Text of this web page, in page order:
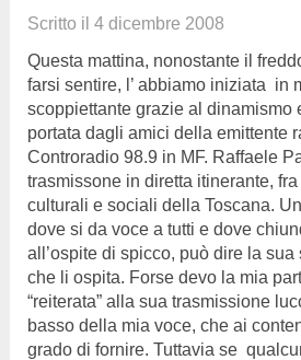
Scritto il 4 dicembre 2008
Questa mattina, nonostante il
farsi sentire, l’ abbiamo iniziata in
scoppiettante grazie al dinamismo
portata dagli amici della emittente
Controradio 98.9 in MF. Raffaele
trasmissone in diretta itinerante,
culturali e sociali della Toscana.
dove si da voce a tutti e dove
all’ospite di spicco, può dire la
che li ospita. Forse devo la mia
“reiterata” alla sua trasmissione
basso della mia voce, che ai
grado di fornire. Tuttavia se